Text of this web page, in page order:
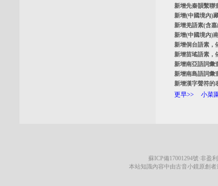
新增先秦韻繫聯
新增(中國境內)
新增羌語素(含
新增(中國境內)
新增侗台語素，
新增苗瑤語素，
新增南亞語詞彙
新增南島語詞彙
新增漢字聲符的
更早>> 小菜
蘇ICP備17001294號·非盈
本站知識內容中由古音小鏡原創